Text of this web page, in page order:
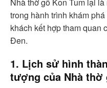
trong hành trình khám
khách kết hợp tham quan
Đen.
1. Lịch sử hình
tượng của Nhà thờ